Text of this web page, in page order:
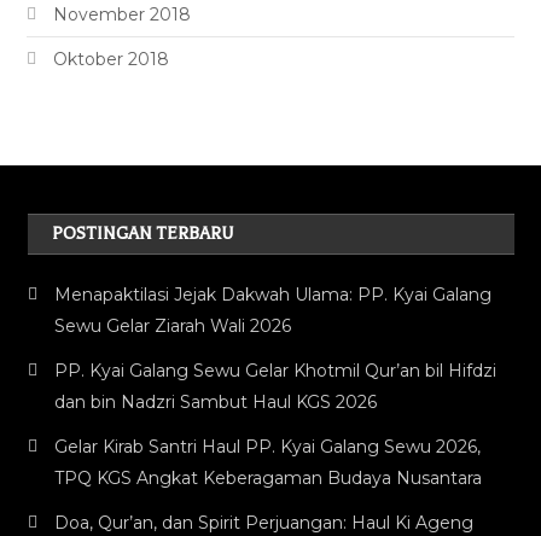
November 2018
Oktober 2018
POSTINGAN TERBARU
Menapaktilasi Jejak Dakwah Ulama: PP. Kyai Galang
Sewu Gelar Ziarah Wali 2026
PP. Kyai Galang Sewu Gelar Khotmil Qur’an bil Hifdzi
dan bin Nadzri Sambut Haul KGS 2026
Gelar Kirab Santri Haul PP. Kyai Galang Sewu 2026,
TPQ KGS Angkat Keberagaman Budaya Nusantara
Doa, Qur’an, dan Spirit Perjuangan: Haul Ki Ageng